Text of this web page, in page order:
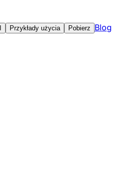
Przykłady użycia Pobierz Blog